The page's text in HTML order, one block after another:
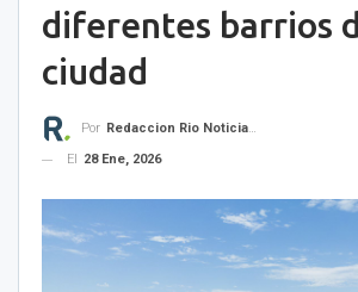
diferentes barrios
ciudad
Por Redaccion Rio Noticias OK
El
28 Ene, 2026